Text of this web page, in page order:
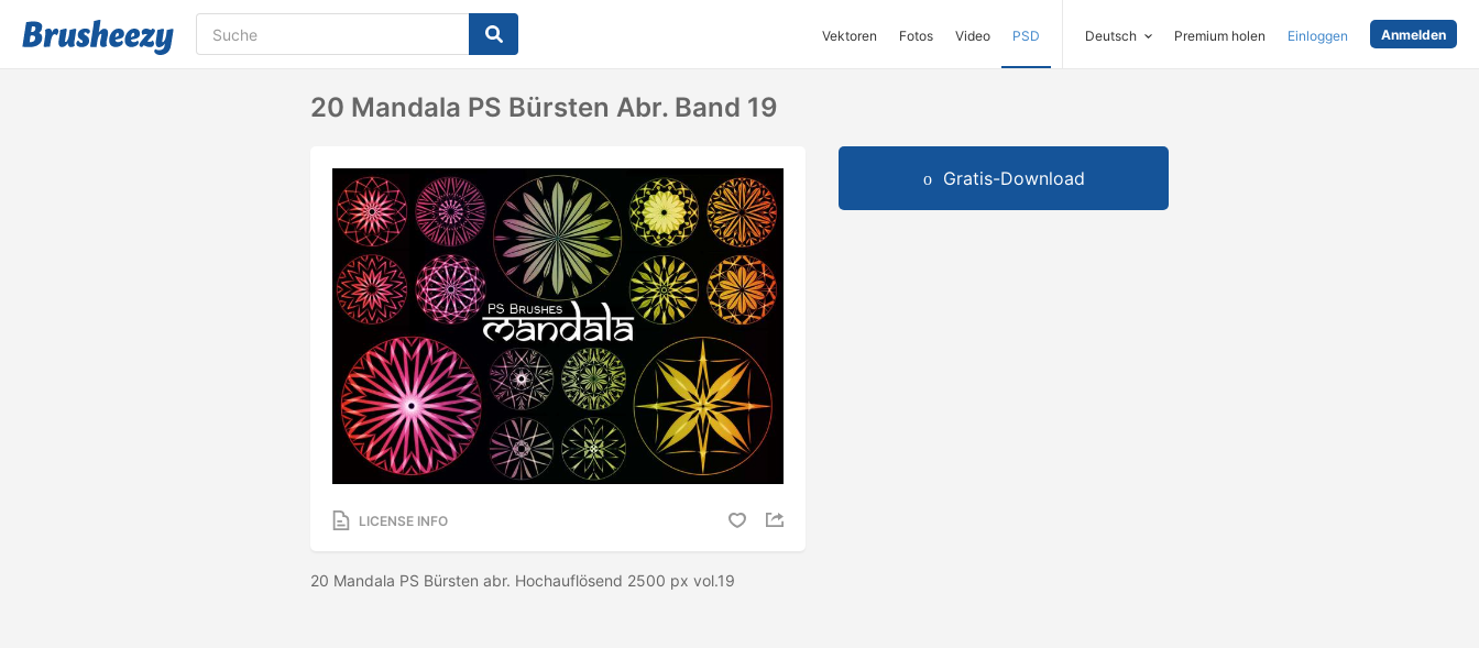
Vektoren Fotos Video PSD Deutsch Premium holen Einloggen Anmelden
20 Mandala PS Bürsten Abr. Band 19
LICENSE INFO
20 Mandala PS Bürsten abr. Hochauflösend 2500 px vol.19
Gratis-Download